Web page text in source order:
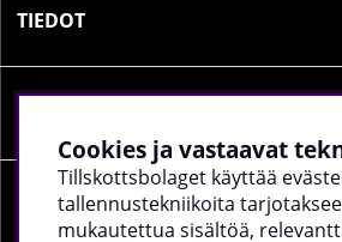
TIEDOT
YRITYKSEN TIEDOT
Cookies ja vastaavat
Tillskottsbolaget käyttää
tallennustekniikoita
mukautettua sisältöä,